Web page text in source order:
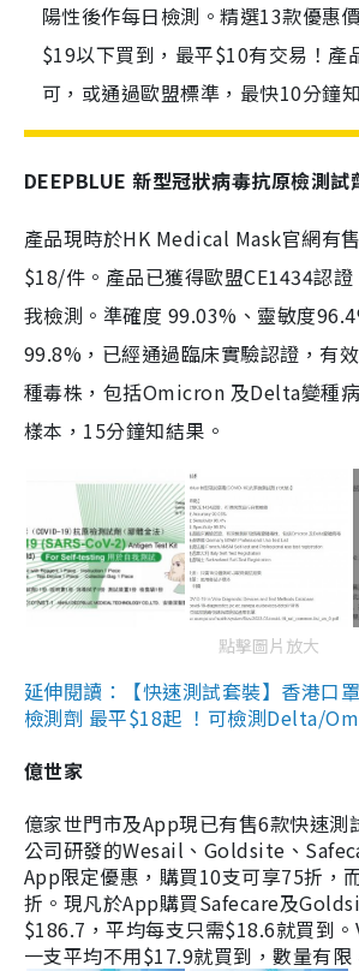
陽性後作每日檢測。精選13款優惠
$19以下買到，最平$10有交易！產
可，或通過歐盟標準，最快10分鐘
DEEPBLUE 新型冠狀病毒抗原檢測試
產品現時於HK Medical Mask官網有
$18/件。產品已獲得歐盟CE1434認
我檢測。準確度 99.03%、靈敏度
99.8%，已經通過臨床實驗認證，有
種毒株，包括Omicron 及Delta變種
樣本，15分鐘知結果。
點擊圖片放大
延伸閱讀：【快速測試套裝】香港口
檢測劑 最平$18起 ！可檢測Delta/
億世家
億家世門市及App現已有售6款快速測
公司研發的Wesail、Goldsite、
App限定優惠，購買10支可享75折，
折。現凡於App購買Safecare及
$186.7，平均每支只需$18.6就買到
一支平均不用$17.9就買到，數量有限